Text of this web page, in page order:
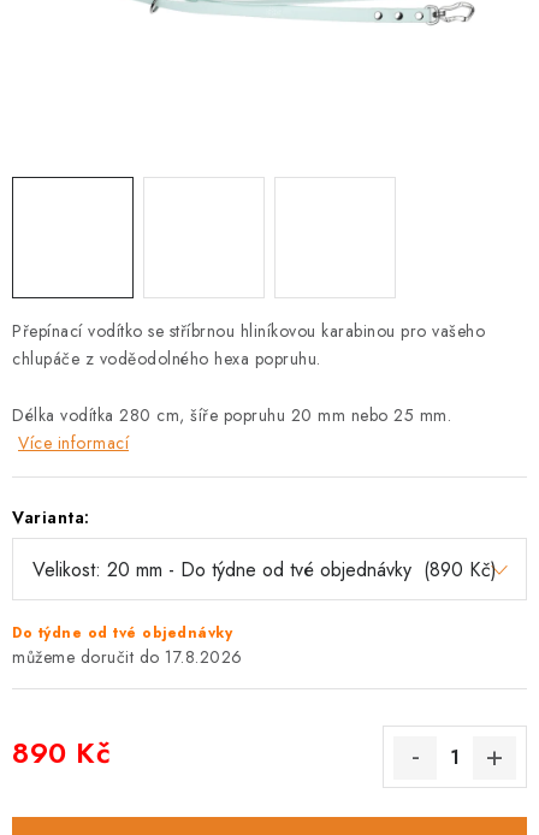
Podmínky ochrany osobních údajů
Přepínací vodítko se stříbrnou hliníkovou karabinou pro vašeho
chlupáče z voděodolného hexa popruhu.
Délka vodítka 280 cm, šíře popruhu 20 mm nebo 25 mm.
Více informací
Varianta:
Do týdne od tvé objednávky
17.8.2026
890 Kč